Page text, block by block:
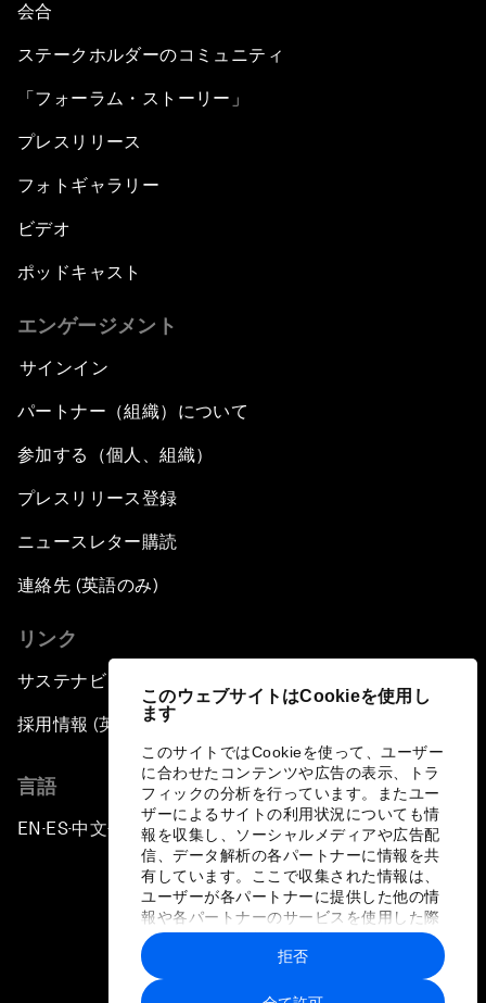
このウェブサイトはCookieを使用し
ます
このサイトではCookieを使って、ユーザー
に合わせたコンテンツや広告の表示、トラ
フィックの分析を行っています。またユー
ザーによるサイトの利用状況についても情
報を収集し、ソーシャルメディアや広告配
信、データ解析の各パートナーに情報を共
有しています。ここで収集された情報は、
ユーザーが各パートナーに提供した他の情
報や各パートナーのサービスを使用した際
に収集された情報と組み合わされ、各パー
トナーによって使用されることがありま
す。
拒否
会合
ステークホルダーのコミュニティ
「フォーラム・ストーリー」
プレスリリース
フォトギャラリー
ビデオ
ポッドキャスト
エンゲージメント
サインイン
パートナー（組織）について
参加する（個人、組織）
プレスリリース登録
ニュースレター購読
連絡先 (英語のみ)
リンク
サステナビリティへの取り組み
採用情報 (英語のみ)
言語
EN ▪ ES▪中文▪ 日本語
プライバシーポリシーと利用規約